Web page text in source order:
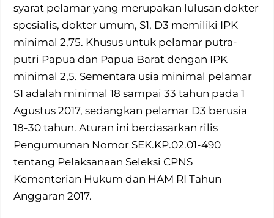
syarat pelamar yang merupakan lulusan dokter
spesialis, dokter umum, S1, D3 memiliki IPK
minimal 2,75. Khusus untuk pelamar putra-
putri Papua dan Papua Barat dengan IPK
minimal 2,5. Sementara usia minimal pelamar
S1 adalah minimal 18 sampai 33 tahun pada 1
Agustus 2017, sedangkan pelamar D3 berusia
18-30 tahun. Aturan ini berdasarkan rilis
Pengumuman Nomor SEK.KP.02.01-490
tentang Pelaksanaan Seleksi CPNS
Kementerian Hukum dan HAM RI Tahun
Anggaran 2017.